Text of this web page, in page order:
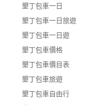
墾丁包車一日
墾丁包車一日旅遊
墾丁包車一日遊
墾丁包車價格
墾丁包車價目表
墾丁包車旅遊
墾丁包車自由行